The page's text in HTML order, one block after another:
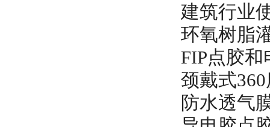
建筑行业
环氧树脂
FIP点胶
颈戴式
防水透气